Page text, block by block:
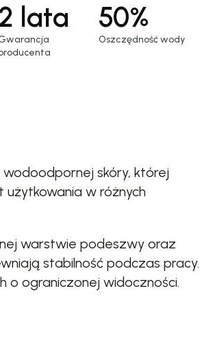
2 lata 50%
Oszczędność wody
skóry, której
w różnych
warstwie podeszwy oraz
stabilność podczas pracy.
o ograniczonej widoczności.